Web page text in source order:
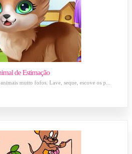
de Estimação
muito fofos. Lave, seque, escove os p...